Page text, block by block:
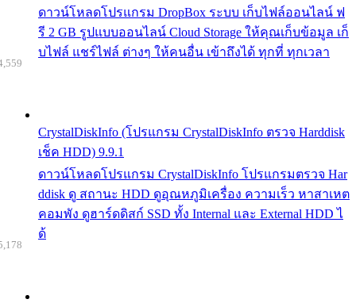
ดาวน์โหลดโปรแกรม DropBox ระบบ เก็บไฟล์ออนไลน์ ฟ
รี 2 GB รูปแบบออนไลน์ Cloud Storage ให้คุณเก็บข้อมูล เก็
บไฟล์ แชร์ไฟล์ ต่างๆ ให้คนอื่น เข้าถึงได้ ทุกที่ ทุกเวลา
CrystalDiskInfo (โปรแกรม CrystalDiskInfo ตรวจ Harddisk
เช็ค HDD) 9.9.1
ดาวน์โหลดโปรแกรม CrystalDiskInfo โปรแกรมตรวจ Har
ddisk ดู สถานะ HDD ดูอุณหภูมิเครื่อง ความเร็ว หาสาเหต
คอมพัง ดูฮาร์ดดิสก์ SSD ทั้ง Internal และ External HDD ไ
ด้